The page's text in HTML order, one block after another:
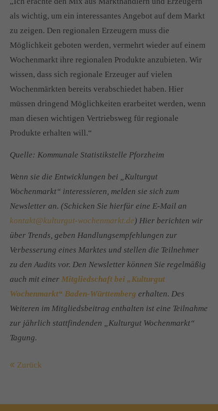
als wichtig, um ein interessantes Angebot auf dem Markt
zu zeigen. Den regionalen Erzeugern muss die
Möglichkeit geboten werden, vermehrt wieder auf einem
Wochenmarkt ihre regionalen Produkte anzubieten. Wir
wissen, dass sich regionale Erzeuger auf vielen
Wochenmärkten bereits verabschiedet haben. Hier
müssen dringend Möglichkeiten erarbeitet werden, wenn
man diesen wichtigen Vertriebsweg für regionale
Produkte erhalten will.“
Quelle: Kommunale Statistikstelle Pforzheim
Wenn sie die Entwicklungen bei „Kulturgut
Wochenmarkt“ interessieren, melden sie sich zum
Newsletter an. (Schicken Sie hierfür eine E-Mail an
kontakt@kulturgut-wochenmarkt.de) Hier berichten wir
über Trends, geben Handlungsempfehlungen zur
Verbesserung eines Marktes und stellen die Teilnehmer
zu den Audits vor. Den Newsletter können Sie regelmäßig
auch mit einer Mitgliedschaft bei „Kulturgut
Wochenmarkt“ Baden-Württemberg erhalten. Des
Weiteren im Mitgliedsbeitrag enthalten ist eine Teilnahme
zur jährlich stattfindenden „Kulturgut Wochenmarkt“
Tagung.
Zurück